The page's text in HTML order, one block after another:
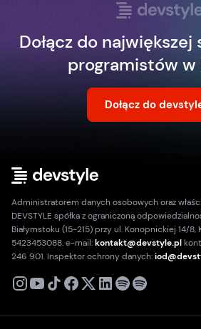
Dołącz do największej
programistów w
Dołącz do
Administratorem danych osobowych oraz
DEVSTYLE spółka z ograniczoną
Białymstoku (15-215) przy ul. Konopnickiej 14/8,
5423453088. e-mail:kontakt@devstyle.pl
246 901. Inspektor ochrony danych:
X